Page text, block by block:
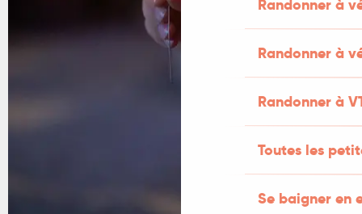
Randonner à
Randonner à
Randonner à
Toutes les
Se baigner en